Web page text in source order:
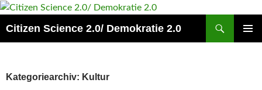
Zum
springen
Citizen Science 2.0/ Demokratie 2.0
Kategoriearchiv: Kultur